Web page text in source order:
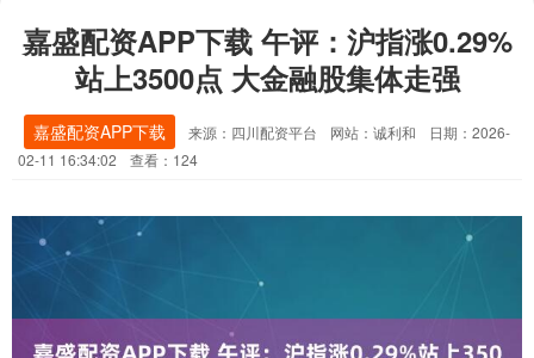
嘉盛配资APP下载 午评：沪指涨0.29%
站上3500点 大金融股集体走强
嘉盛配资APP下载 来源：四川配资平台 网站：诚利和
日期：2026-
02-11 16:34:02
查看：124